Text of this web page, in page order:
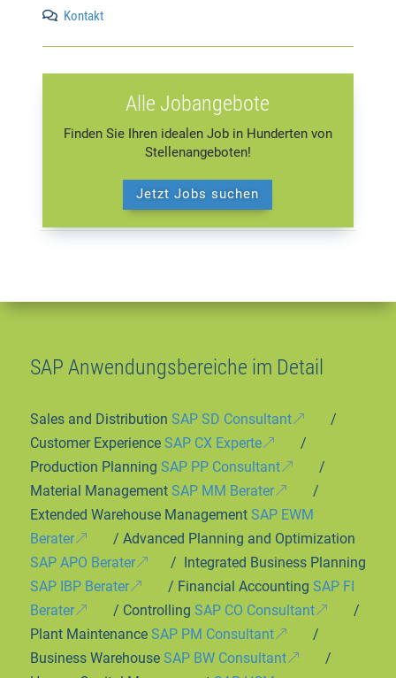
 Kontakt
Alle Jobangebote
Finden Sie Ihren idealen Job in Hunderten von
Stellenangeboten!
Jetzt Jobs suchen
SAP Anwendungsbereiche im Detail
Sales and Distribution SAP SD Consultant
/
Customer Experience SAP CX Experte
/
Production Planning SAP PP Consultant
/
Material Management SAP MM Berater
/
Extended Warehouse Management SAP EWM
Berater
/ Advanced Planning and Optimization
SAP APO Berater
/ Integrated Business Planning
SAP IBP Berater
/ Financial Accounting SAP FI
Berater
/ Controlling SAP CO Consultant
/
Plant Maintenance SAP PM Consultant
/
Business Warehouse SAP BW Consultant
/